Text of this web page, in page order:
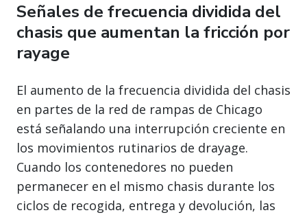
Señales de frecuencia dividida del
chasis que aumentan la fricción por
rayage
El aumento de la frecuencia dividida del chasis
en partes de la red de rampas de Chicago
está señalando una interrupción creciente en
los movimientos rutinarios de drayage.
Cuando los contenedores no pueden
permanecer en el mismo chasis durante los
ciclos de recogida, entrega y devolución, las